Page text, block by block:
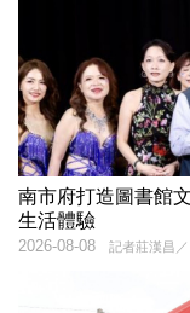
南市府打造圖書館
生活體驗
記者莊漢昌
2026-08-08